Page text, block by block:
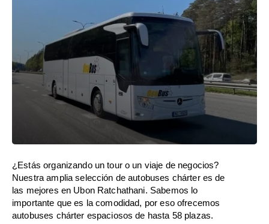
¿Estás organizando un tour o un viaje de negocios?
Nuestra amplia selección de autobuses chárter es de
las mejores en Ubon Ratchathani. Sabemos lo
importante que es la comodidad, por eso ofrecemos
autobuses chárter espaciosos de hasta 58 plazas.